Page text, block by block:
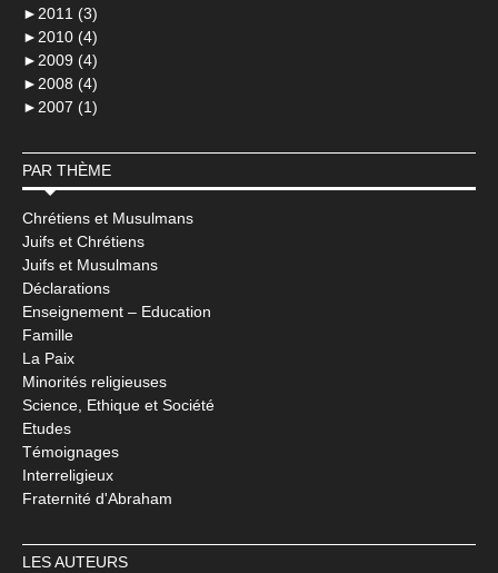
► 2011 (3)
► 2010 (4)
► 2009 (4)
► 2008 (4)
► 2007 (1)
PAR THÈME
Chrétiens et Musulmans
Juifs et Chrétiens
Juifs et Musulmans
Déclarations
Enseignement – Education
Famille
La Paix
Minorités religieuses
Science, Ethique et Société
Etudes
Témoignages
Interreligieux
Fraternité d'Abraham
LES AUTEURS